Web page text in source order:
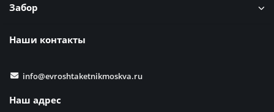
Забор
Наши контакты
info@evroshtaketnikmoskva.ru
Наш адрес